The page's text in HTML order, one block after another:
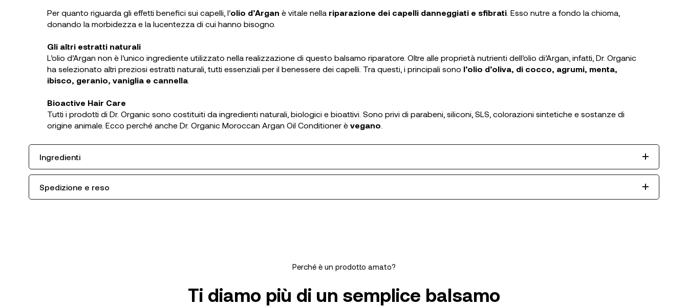
Per quanto riguarda gli effetti benefici sui capelli, l’olio d’Argan è vitale nella riparazione dei capelli danneggiati e sfibrati . Esso nutre a fondo la chioma,
donando la morbidezza e la lucentezza di cui hanno bisogno.
Gli altri estratti naturali
L’olio d’Argan non è l’unico ingrediente utilizzato nella realizzazione di questo balsamo riparatore. Oltre alle proprietà nutrienti dell’olio di’Argan, infatti, Dr. Organic
ha selezionato altri preziosi estratti naturali, tutti essenziali per il benessere dei capelli. Tra questi, i principali sono l’olio d’oliva, di cocco, agrumi, menta,
ibisco, geranio, vaniglia e cannella
Bioactive Hair Care
Tutti i prodotti di Dr. Organic sono costituiti da ingredienti naturali, biologici e bioattivi. Sono privi di parabeni, siliconi, SLS, colorazioni sintetiche e sostanze di
origine animale. Ecco perché anche Dr. Organic Moroccan Argan Oil Conditioner è vegano
Ingredienti
Spedizione e reso
Perché è un prodotto amato?
Ti diamo più di un semplice balsamo